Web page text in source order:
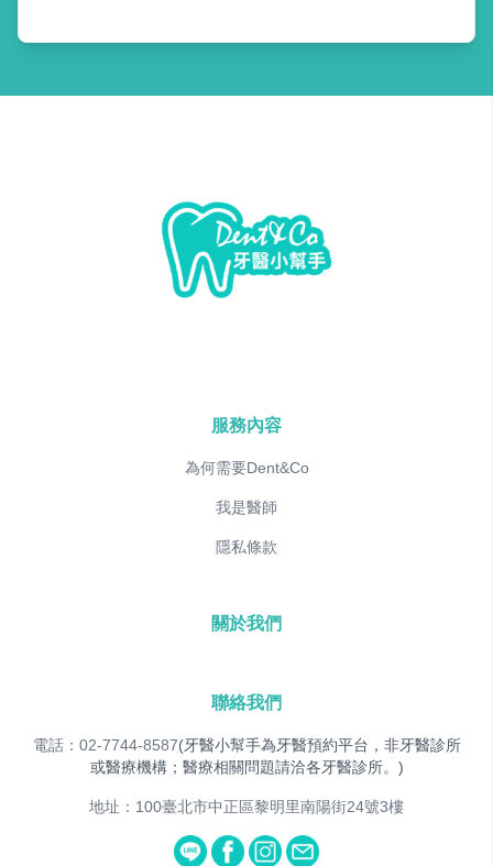
服務內容
為何需要Dent&Co
我是醫師
隱私條款
關於我們
聯絡我們
電話：02-7744-8587(牙醫小幫手為牙醫預約平台，非牙醫診所
或醫療機構；醫療相關問題請洽各牙醫診所。)
地址：100臺北市中正區黎明里南陽街24號3樓